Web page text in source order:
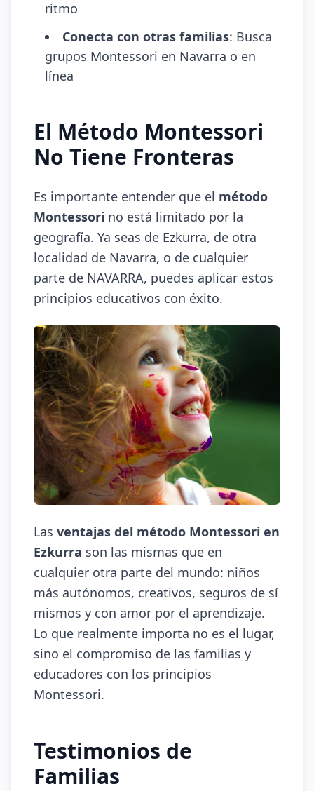
ritmo
Conecta con otras familias: Busca
grupos Montessori en Navarra o en
línea
El Método Montessori
No Tiene Fronteras
Es importante entender que el método
Montessori no está limitado por la
geografía. Ya seas de Ezkurra, de otra
localidad de Navarra, o de cualquier
parte de NAVARRA, puedes aplicar estos
principios educativos con éxito.
Las ventajas del método Montessori en
Ezkurra son las mismas que en
cualquier otra parte del mundo: niños
más autónomos, creativos, seguros de sí
mismos y con amor por el aprendizaje.
Lo que realmente importa no es el lugar,
sino el compromiso de las familias y
educadores con los principios
Montessori.
Testimonios de
Familias